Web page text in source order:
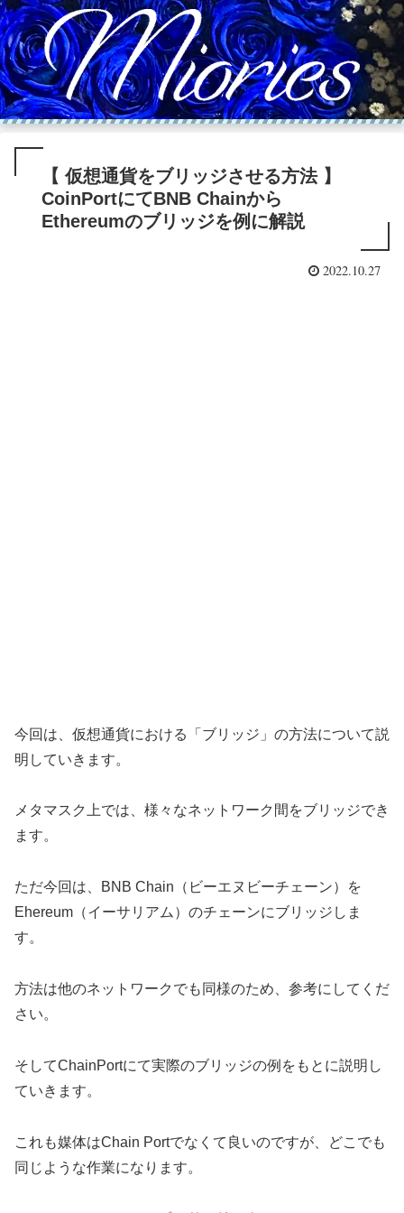
【 仮想通貨をブリッジさせる方法 】
CoinPortにてBNB Chainから
Ethereumのブリッジを例に解説
2022.10.27
今回は、仮想通貨における「ブリッジ」の方法について説
明していきます。
メタマスク上では、様々なネットワーク間をブリッジでき
ます。
ただ今回は、BNB Chain（ビーエヌビーチェーン）を
Ehereum（イーサリアム）のチェーンにブリッジしま
す。
方法は他のネットワークでも同様のため、参考にしてくだ
さい。
そしてChainPortにて実際のブリッジの例をもとに説明し
ていきます。
これも媒体はChain Portでなくて良いのですが、どこでも
同じような作業になります。